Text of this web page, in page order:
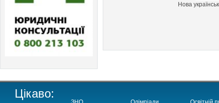
Нова
Цікаво: